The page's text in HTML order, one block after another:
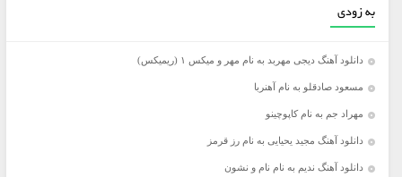
به زودی
دانلود آهنگ دیجی مهربد به نام مهر و میکس ۱ (ریمیکس)
مسعود صادقلو به نام آهنربا
مهراد جم به نام کاپوچینو
دانلود آهنگ مجید یحیایی به نام رز قرمز
دانلود آهنگ ندیم به نام نام و نشون